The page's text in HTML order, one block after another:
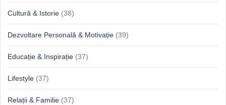
Cultură & Istorie (38)
Dezvoltare Personală & Motivație (39)
Educație & Inspirație (37)
Lifestyle (37)
Relații & Familie (37)